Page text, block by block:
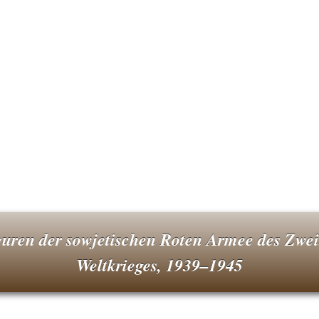
der sowjetischen Roten Armee des
Weltkrieges, 1939–1945